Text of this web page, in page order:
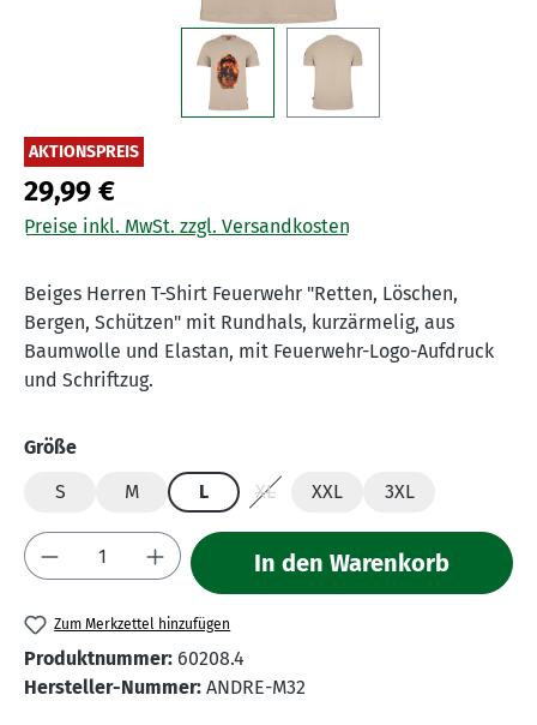
AKTIONSPREIS
29,99 €
Preise inkl. MwSt. zzgl. Versandkosten
Beiges Herren T-Shirt Feuerwehr "Retten, Löschen,
Bergen, Schützen" mit Rundhals, kurzärmelig, aus
Baumwolle und Elastan, mit Feuerwehr-Logo-Aufdruck
und Schriftzug.
Größeauswählen
S
M L XL XXL 3XL
Produkt Anzahl: Gib den gewünschten
In den Warenkorb
Zum Merkzettel hinzufügen
Produktnummer: 60208.4
Hersteller-Nummer: ANDRE-M32